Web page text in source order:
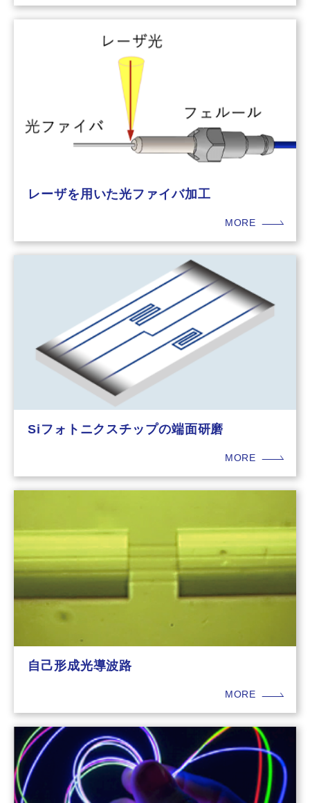
レーザを用いた光ファイバ加工
MORE
Siフォトニクスチップの端面研磨
MORE
自己形成光導波路
MORE